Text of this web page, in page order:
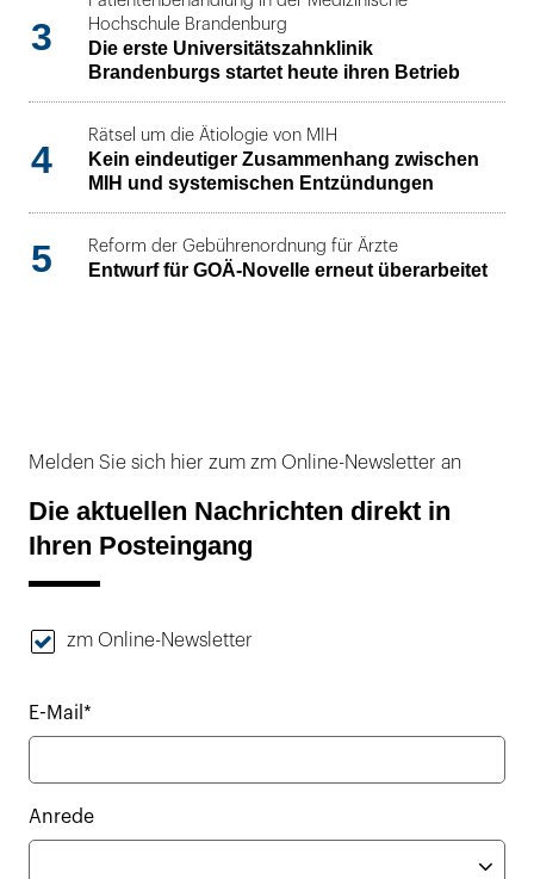
3
Hochschule Brandenburg
Die erste Universitätszahnklinik
Brandenburgs startet heute ihren Betrieb
4
Rätsel um die Ätiologie von MIH
Kein eindeutiger Zusammenhang zwischen
MIH und systemischen Entzündungen
5 Reform der Gebührenordnung für Ärzte
Entwurf für GOÄ-Novelle erneut überarbeitet
Melden Sie sich hier zum zm Online-Newsletter an
Die aktuellen Nachrichten direkt in
Ihren Posteingang
zm Online-Newsletter
E-Mail*
Anrede